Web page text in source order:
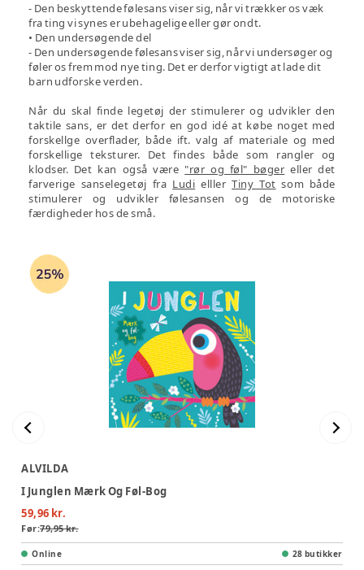
- Den beskyttende følesans viser sig, når vi trækker os væk
fra ting vi synes er ubehagelige eller gør ondt.
• Den undersøgende del
- Den undersøgende følesans viser sig, når vi undersøger og
føler os frem mod nye ting. Det er derfor vigtigt at lade dit
barn udforske verden.
Når du skal finde legetøj der stimulerer og udvikler den
taktile sans, er det derfor en god idé at købe noget med
forskellge overflader, både ift. valg af materiale og med
forskellige teksturer. Det findes både som rangler og
klodser. Det kan også være "rør og føl" bøger eller det
farverige sanselegetøj fra Ludi elllerTiny Tot som både
stimulerer og udvikler følesansen og de motoriske
færdigheder hos de små.
ALVILDA
I Junglen Mærk Og Føl-Bog
59,96 kr.
Før:79,95 kr.
Online 28 butikker